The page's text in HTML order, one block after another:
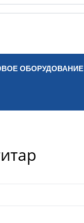
ОБОРУДОВАНИЕ